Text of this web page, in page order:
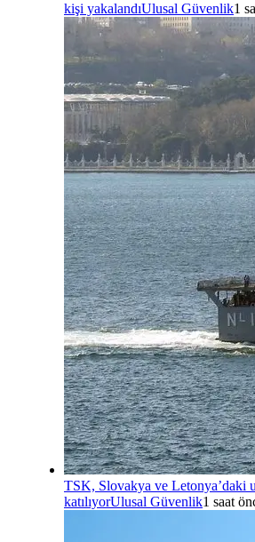
kişi yakalandıUlusal Güvenlik1
TSK, Slovakya ve Letonya’daki
katılıyorUlusal Güvenlik1 saat